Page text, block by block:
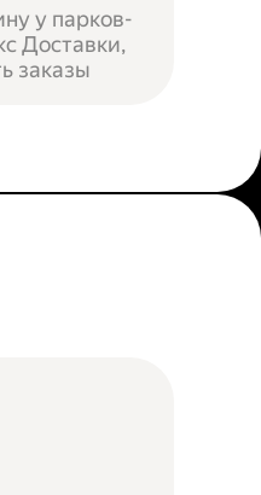
у парков-
Доставки,
заказы